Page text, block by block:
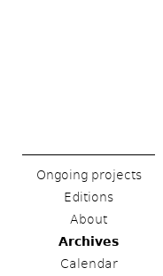
Ongoing projects
Editions
About
Archives
Calendar